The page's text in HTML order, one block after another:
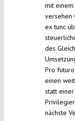
mit
versehen
ex tunc
des
Pro
einen
statt
nächste